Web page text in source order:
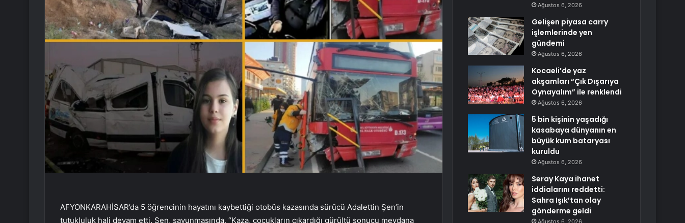
AFYONKARAHİSAR’da 5 öğrencinin hayatını kaybettiği otobüs kazasında sürücü Adalettin Şen’in
tutukluluk hali devam etti. Şen, savunmasında, “Kaza, çocukların çıkardığı gürültü sonucu meydana
Ağustos 6, 2026
Gelişen piyasa carry
işlemlerinde yen
gündemi
Ağustos 6, 2026
Kocaeli’de yaz
akşamları “Çık Dışarıya
Oynayalım” ile renklendi
Ağustos 6, 2026
5 bin kişinin yaşadığı
kasabaya dünyanın en
büyük kum bataryası
kuruldu
Ağustos 6, 2026
Seray Kaya ihanet
iddialarını reddetti:
Sahra Işık’tan olay
gönderme geldi
Ağustos 6, 2026